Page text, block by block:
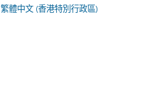
繁體中文 (香港特別行政區)